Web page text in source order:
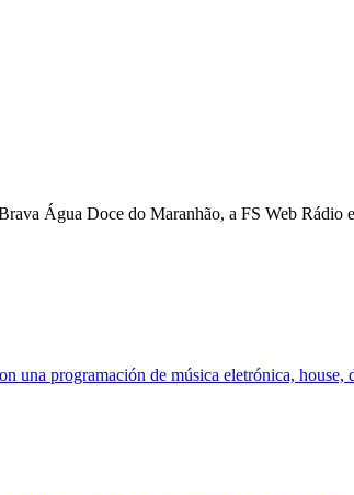
Água Doce do Maranhão, a FS Web
una programación de música eletrónica, house,